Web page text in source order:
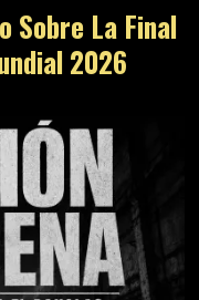
Sobre La Final
2026